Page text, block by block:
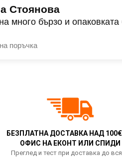
Стоянова
много бързо и
поръчка
БЕЗПЛАТНА ДОСТАВКА НАД
ОФИС НА ЕКОНТ ИЛИ СПИДИ
Преглед и тест при доставка до